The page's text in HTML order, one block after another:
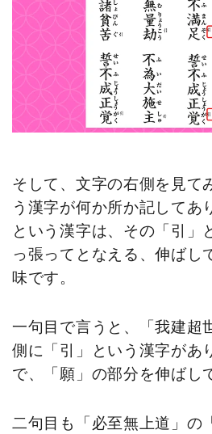
そして、文字の右側を見て
う漢字が何か所か記してあ
という漢字は、その「引」
っ張ってとなえる、伸ばし
味です。
一句目で言うと、「我建超
側に「引」という漢字があ
で、「願」の部分を伸ばし
二句目も「必至無上道」の